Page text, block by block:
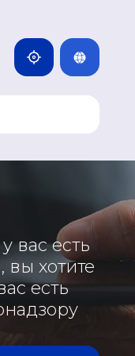
МОНГОЛИЯ
ДОМИНИКАН
ТАДЖИКИСТАН
МОНГОЛИЯ
MNG
вас есть
вы хотите
есть